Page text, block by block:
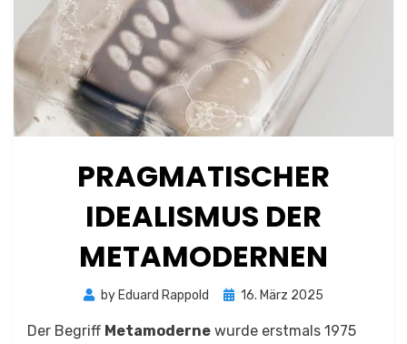
PRAGMATISCHER
IDEALISMUS DER
METAMODERNEN
byEduard Rappold
Posted
16. März 2025
Der Begriff Metamoderne wurde erstmals 1975